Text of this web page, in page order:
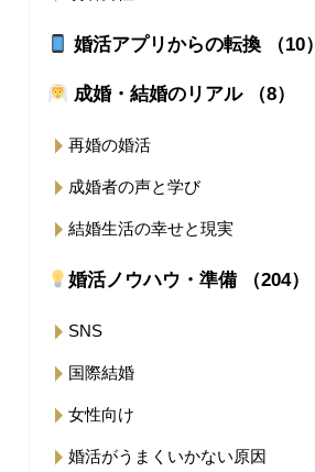
婚活アプリからの転換 （10）
成婚・結婚のリアル （8）
再婚の婚活
成婚者の声と学び
結婚生活の幸せと現実
婚活ノウハウ・準備 （204）
SNS
国際結婚
女性向け
婚活がうまくいかない原因